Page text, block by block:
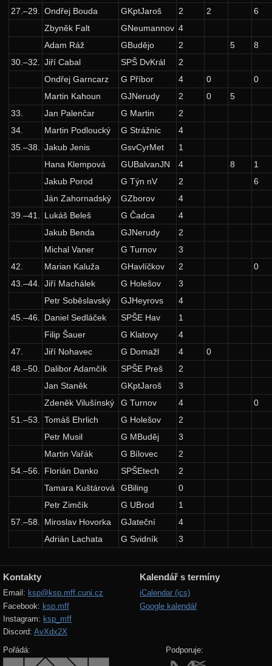
27.–29. Ondřej Bouda GKptJaroš 2 2
6
Zbyněk Falt
GNeumannov 4
Adam Ráž
GBudějo 2 5
8
30.–32. Jiří Cabal SPŠ DvKrál
2
Ondřej Garncarz
G Příbor 4 0
0
Martin Kahoun
GJNerudy 2 0
5
33.
Jan Palenčar G Martin
2
34.
Martin Podloucký G Strážnic
4
35.–38. Jakub Jenis GsvCyrMet
1
Hana Klempová
GUBalvanJN 4 8
1
Jakub Porod
G Týn nV 2
6
Ján Zahornadský
GZborov
4
39.–41. Lukáš Beleš G Čadca
4
Jakub Benda
GJNerudy
2
Michal Vaner
G Turnov
3
42.
Marian Kaluža GHavlíčkov 2
0
43.–44. Jiří Machálek G Holešov
3
Petr Soběslavský
GJHeyrovs
4
45.–46. Daniel Sedláček SPŠE Hav
1
Filip Šauer
G Klatovy
4
47.
Jiří Nohavec G Domažl 4
0
48.–50. Dalibor Adamčík SPŠE Preš
2
Jan Staněk
GKptJaroš
3
Zdeněk Vilušínský
G Turnov 4
0
51.–53. Tomáš Ehrlich G Holešov
2
Petr Musil
G MBuděj
3
Martin Vařák
G Bílovec
2
54.–56. Florián Danko SPŠEtech
2
Tamara Kuštárová
GBiling
0
Petr Zimčík
G UBrod
1
57.–58. Miroslav Hovorka GJateční
4
Adrián Lachata
G Svidník 3
17. ročník: 04/05
Zadání 1. série
Řešení
Výsledky
Zadání 2. série
Řešení
Výsledky
Zadání 3. série
Řešení
Výsledky
Zadání 4. série
Řešení
Výsledky
Zadání 5. série
Řešení
Výsledky
Kuchařky
Dynamické programování
Hešování
Grafy
Rozděl a panuj
Dynamické programování
16. ročník: 03/04
15. ročník: 02/03
14. ročník: 01/02
13. ročník: 00/01
12. ročník: 99/00
11. ročník: 98/99
10. ročník: 97/98
9. ročník: 96/97
8. ročník: 95/96
7. ročník: 94/95
Kontakty
Email: ksp@ksp.mff.cuni.cz
Facebook: ksp.mff
Instagram: ksp_mff
Discord: AvXdx2X
Kalendář s termíny
iCalendar (ics)
Google kalendář
Pořádá: Podporuje: